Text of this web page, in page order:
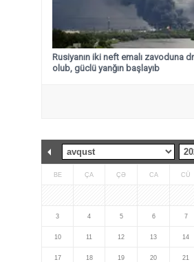
Rusiyanın iki neft emalı zavoduna
olub, güclü yanğın başlayıb
BE ÇA ÇƏ CA CÜ
3 4 5 6 7
10 11 12 13 14
17 18 19 20 21